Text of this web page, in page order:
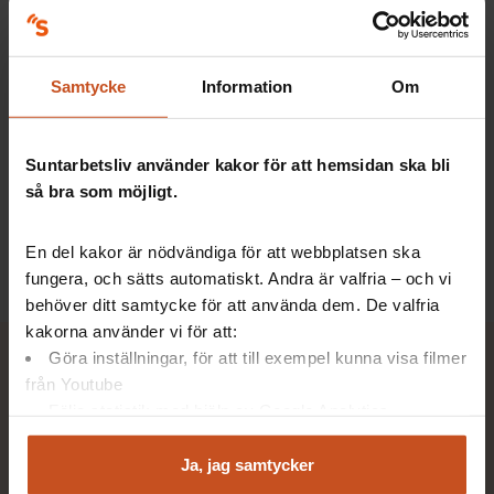
Samtycke Information Om
Suntarbetsliv använder kakor för att hemsidan ska bli
så bra som möjligt.
En del kakor är nödvändiga för att webbplatsen ska
fungera, och sätts automatiskt. Andra är valfria – och vi
behöver ditt samtycke för att använda dem. De valfria
kakorna använder vi för att:
Göra inställningar, för att till exempel kunna visa filmer
från Youtube
Analysera trafik för att kunna visa riktad information
Du kan när som helst återta ditt godkännande genom att
Ja, jag samtycker
att en bra och strukturerad introduktion är jätteviktig för att
komma igång som ny på jobbet.
– Jag ska ju först och främst lära känna tjugo nya elever,
Han är just nu introduktionskollega för en nyanställd lärare
en liten film samt några frågor att svara på.